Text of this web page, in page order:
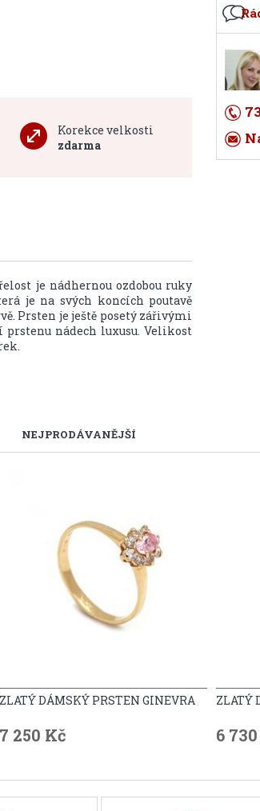
Korekce velkosti
zdarma
je nádhernou ozdobou ruky
je na svých koncích poutavě
Prsten je ještě posetý zářivými
nádech luxusu. Velikost
NEJPRODÁVANĚJŠÍ
ZLATÝ DÁMSKÝ PRSTEN GINEVRA
7 250 Kč
ZLATÝ
6